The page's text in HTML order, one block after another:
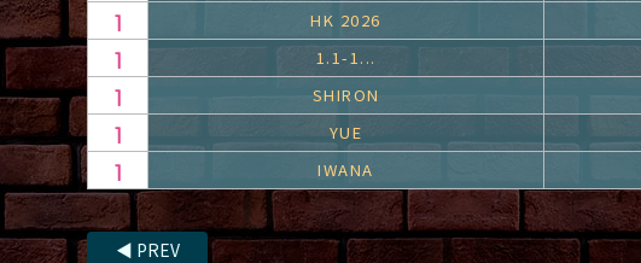
HK 2026
1.1-1...
SHIRON
YUE
IWANA
◀ PREV